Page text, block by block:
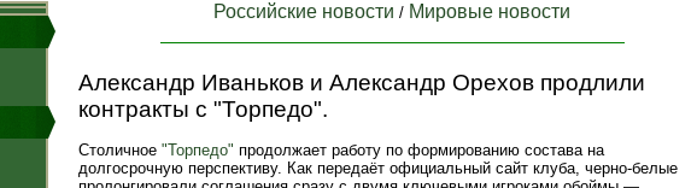
Российские новости / Мировые новости
Александр Иваньков и Александр Орехов продлили
контракты с "Торпедо".
Столичное "Торпедо" продолжает работу по формированию состава на
долгосрочную перспективу. Как передаёт официальный сайт клуба, черно-белые